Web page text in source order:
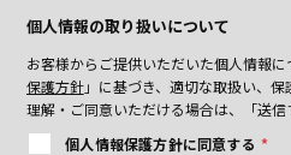
個人情報の取り扱いについて
お客様からご提供いただいた個人情報
保護方針」に基づき、適切な取扱い、保
理解・ご同意いただける場合は、「送信
個人情報保護方針に同意する *